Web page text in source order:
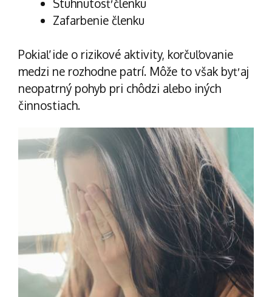
Stuhnutosť členku
Zafarbenie členku
Pokiaľ ide o rizikové aktivity, korčuľovanie
medzi ne rozhodne patrí. Môže to však byť aj
neopatrný pohyb pri chôdzi alebo iných
činnostiach.